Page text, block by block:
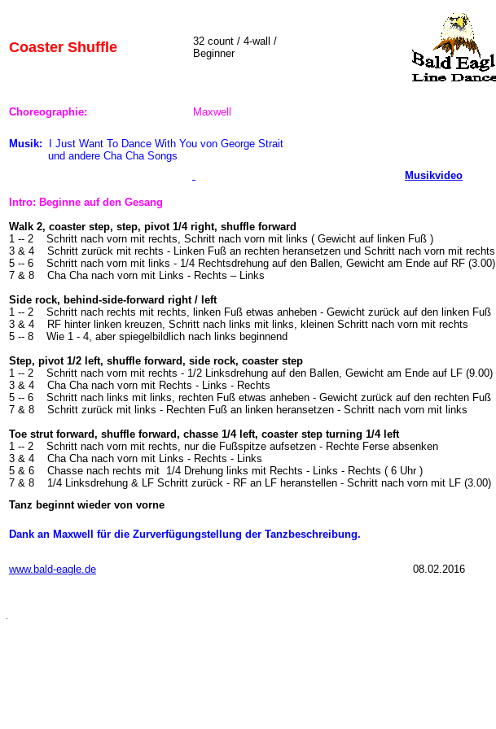
Coaster Shuffle 32 count / 4-wall /
Beginner
Choreographie: Maxwell
Musik:
I Just Want To Dance With You von George Strait
und andere Cha Cha Songs
Musikvideo
Intro: Beginne auf den Gesang
Walk 2, coaster step, step, pivot 1/4 right, shuffle forward
1 -- 2
Schritt nach vorn mit rechts, Schritt nach vorn mit links ( Gewicht auf linken Fuß )
3 & 4
Schritt zurück mit rechts - Linken Fuß an rechten heransetzen und Schritt nach vorn mit rechts
5 -- 6
Schritt nach vorn mit links - 1/4 Rechtsdrehung auf den Ballen, Gewicht am Ende auf RF (3.00)
7 & 8
Cha Cha nach vorn mit Links - Rechts – Links
Side rock, behind-side-forward right / left
1 -- 2
Schritt nach rechts mit rechts, linken Fuß etwas anheben - Gewicht zurück auf den linken Fuß
3 & 4
RF hinter linken kreuzen, Schritt nach links mit links, kleinen Schritt nach vorn mit rechts
5 -- 8
Wie 1 - 4, aber spiegelbildlich nach links beginnend
Step, pivot 1/2 left, shuffle forward, side rock, coaster step
1 -- 2
Schritt nach vorn mit rechts - 1/2 Linksdrehung auf den Ballen, Gewicht am Ende auf LF (9.00)
3 & 4
Cha Cha nach vorn mit Rechts - Links - Rechts
5 -- 6
Schritt nach links mit links, rechten Fuß etwas anheben - Gewicht zurück auf den rechten Fuß
7 & 8
Schritt zurück mit links - Rechten Fuß an linken heransetzen - Schritt nach vorn mit links
Toe strut forward, shuffle forward, chasse 1/4 left, coaster step turning 1/4 left
1 -- 2
Schritt nach vorn mit rechts, nur die Fußspitze aufsetzen - Rechte Ferse absenken
3 & 4
Cha Cha nach vorn mit Links - Rechts - Links
5 & 6
Chasse nach rechts mit 1/4 Drehung links mit Rechts - Links - Rechts ( 6 Uhr )
7 & 8
1/4 Linksdrehung & LF Schritt zurück - RF an LF heranstellen - Schritt nach vorn mit LF (3.00)
Tanz beginnt wieder von vorne
Dank an Maxwell für die Zurverfügungstellung der Tanzbeschreibung.
www.bald-eagle.de 08.02.2016